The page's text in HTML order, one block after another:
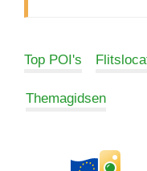
Top POI's
Themagidsen